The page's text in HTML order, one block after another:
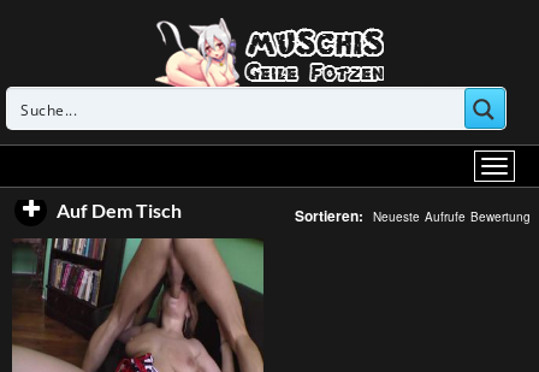
Auf Dem Tisch Sortieren: Neueste Aufrufe Bewertung